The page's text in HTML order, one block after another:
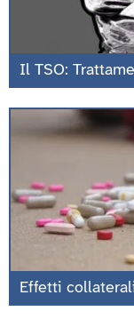
Il TSO:
Effetti